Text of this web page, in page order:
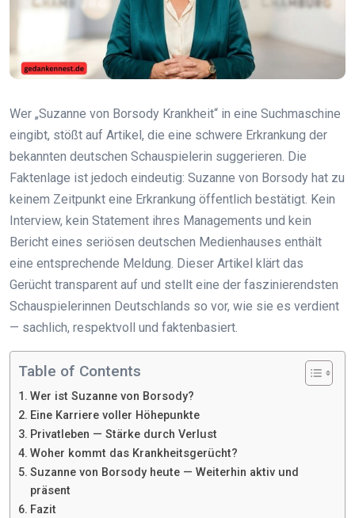
Wer „Suzanne von Borsody Krankheit“ in eine Suchmaschine
eingibt, stößt auf Artikel, die eine schwere Erkrankung der
bekannten deutschen Schauspielerin suggerieren. Die
Faktenlage ist jedoch eindeutig: Suzanne von Borsody hat zu
keinem Zeitpunkt eine Erkrankung öffentlich bestätigt. Kein
Interview, kein Statement ihres Managements und kein
Bericht eines seriösen deutschen Medienhauses enthält
eine entsprechende Meldung. Dieser Artikel klärt das
Gerücht transparent auf und stellt eine der faszinierendsten
Schauspielerinnen Deutschlands so vor, wie sie es verdient
— sachlich, respektvoll und faktenbasiert.
Table of Contents
Wer ist Suzanne von Borsody?
Eine Karriere voller Höhepunkte
Privatleben — Stärke durch Verlust
Woher kommt das Krankheitsgerücht?
Suzanne von Borsody heute — Weiterhin aktiv und
präsent
Fazit